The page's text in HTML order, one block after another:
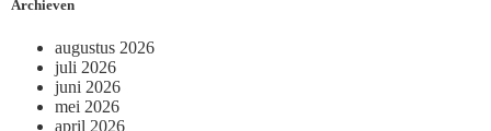
Archieven
augustus 2026
juli 2026
juni 2026
mei 2026
april 2026